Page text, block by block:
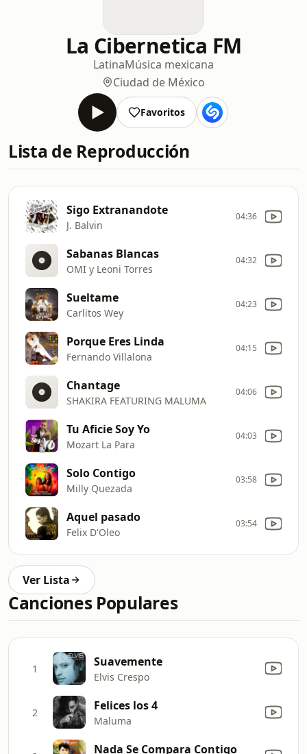
La Cibernetica FM
LatinaMúsica mexicana
Ciudad de México
Favoritos
Lista de Reproducción
Sigo Extranandote
J. Balvin
04:36
Sabanas Blancas
OMI y Leoni Torres
04:32
Sueltame
Carlitos Wey
04:23
Porque Eres Linda
Fernando Villalona
04:15
Chantage
SHAKIRA FEATURING MALUMA
04:06
Tu Aficie Soy Yo
Mozart La Para
04:03
Solo Contigo
Milly Quezada
03:58
Aquel pasado
Felix D'Oleo
03:54
Ver Lista
Canciones Populares
1 Suavemente
Elvis Crespo
2 Felices los 4
Maluma
Nada Se Compara Contigo